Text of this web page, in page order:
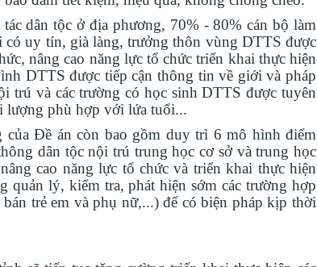
dân tộc ở địa phương, 70% - 80% cán bộ làm
có uy tín, già làng, trưởng thôn vùng DTTS được
nâng cao năng lực tổ chức triển khai thực hiện
DTTS được tiếp cận thông tin về giới và pháp
trú và các trường có học sinh DTTS được tuyên
lượng phù hợp với lứa tuổi...
của Đề án còn bao gồm duy trì 6 mô hình điểm
dân tộc nội trú trung học cơ sở và trung học
cao năng lực tổ chức và triển khai thực hiện
lý, kiểm tra, phát hiện sớm các trường hợp
trẻ em và phụ nữ,...) để có biện pháp kịp thời